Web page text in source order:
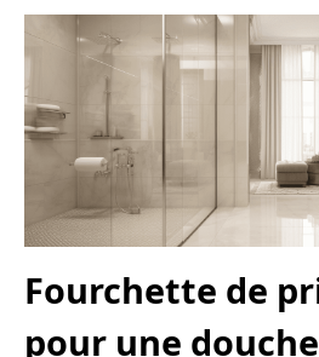
Fourchette de
pour une